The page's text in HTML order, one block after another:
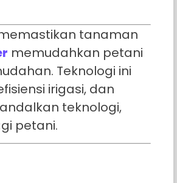
tanaman
memudahkan petani
Teknologi ini
irigasi, dan
teknologi,
petani.